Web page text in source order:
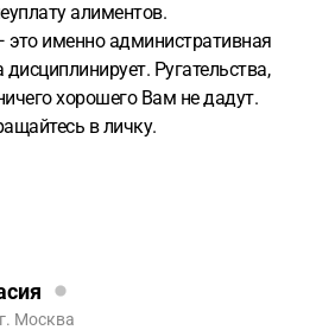
алиментов.
это именно административная
Ругательства,
хорошего Вам не дадут.
в личку.
Москва